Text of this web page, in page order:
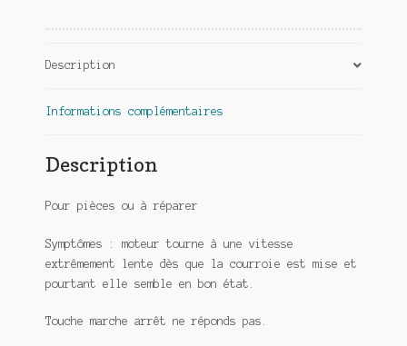
Description
Informations complémentaires
Description
Pour pièces ou à réparer
Symptômes : moteur tourne à une vitesse
extrêmement lente dès que la courroie est mise et
pourtant elle semble en bon état.
Touche marche arrêt ne réponds pas.